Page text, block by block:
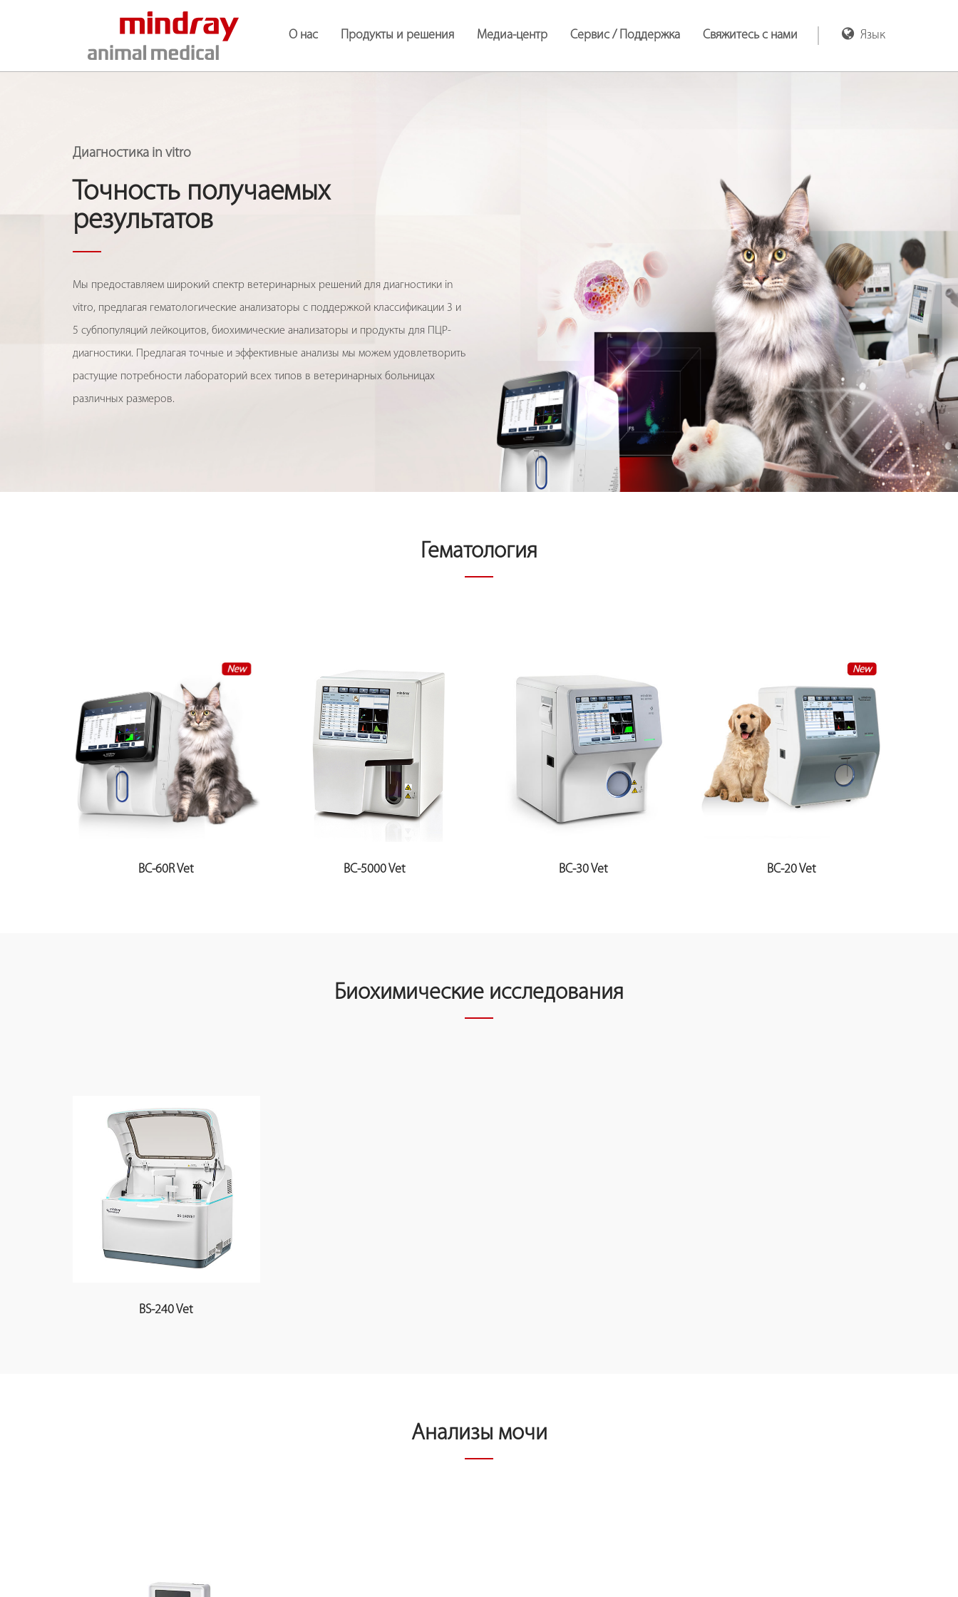
О нас Продукты и решения Медиа-центр Сервис / Поддержка Свяжитесь с нами Язык
Диагностика in vitro
Точность получаемых
результатов
Мы предоставляем широкий спектр ветеринарных решений для диагностики in
vitro, предлагая гематологические анализаторы с поддержкой классификации 3 и
5 субпопуляций лейкоцитов, биохимические анализаторы и продукты для ПЦР-
диагностики. Предлагая точные и эффективные анализы мы можем удовлетворить
растущие потребности лабораторий всех типов в ветеринарных больницах
различных размеров.
Гематология
BC-60R Vet BC-5000 Vet BC-30 Vet BC-20 Vet
Биохимические исследования
BS-240 Vet
Анализы мочи